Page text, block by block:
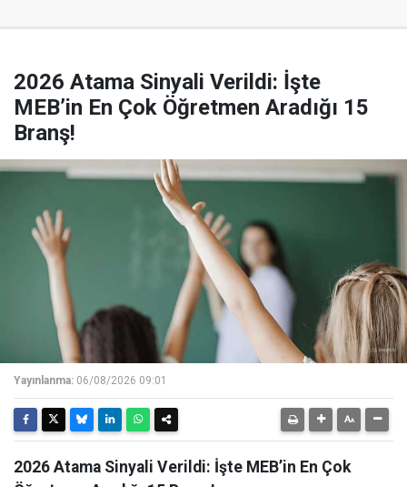
2026 Atama Sinyali Verildi: İşte
MEB’in En Çok Öğretmen Aradığı 15
Branş!
Yayınlanma: 06/08/2026 09:01
2026 Atama Sinyali Verildi: İşte MEB’in En Çok